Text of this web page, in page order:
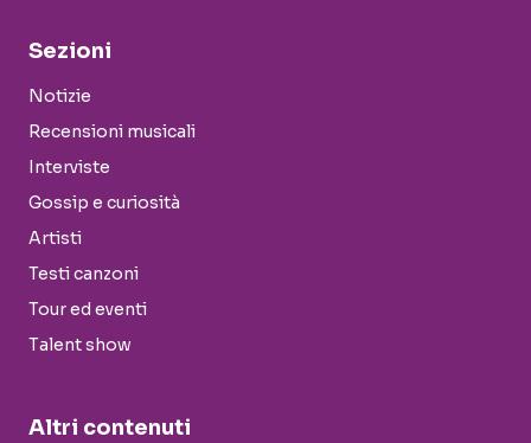
Sezioni
Notizie
Recensioni musicali
Interviste
Gossip e curiosità
Artisti
Testi canzoni
Tour ed eventi
Talent show
Altri contenuti